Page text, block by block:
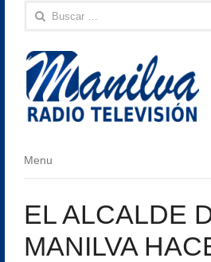
Buscar:
Menu
Menu
EL ALCALDE
MANILVA